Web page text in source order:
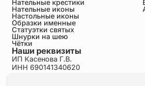
Крестик покупала себе и ношу с
Очень качественно выполнен.
Мне напоминает цветок, а внутри
красиво. Благодарю ! Всех благ и
!
Татьяна
Нательные крестики
Нательные иконы
Настольные иконы
Образки именные
Статуэтки святых
Шнурки на шею
Чётки
Наши реквизиты
ИП Касенова Г.В.
ИНН 690141340620